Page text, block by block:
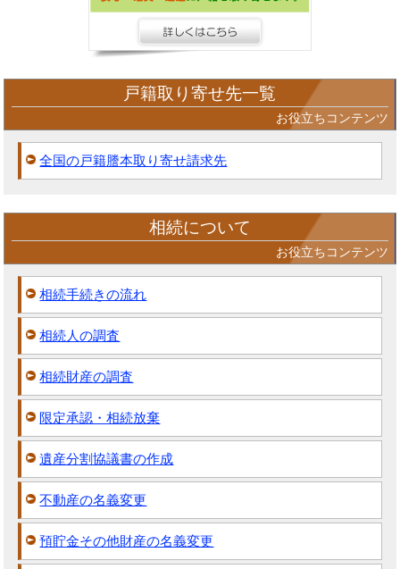
戸籍取り寄せ先一覧
お役立ちコンテンツ
全国の戸籍謄本取り寄せ請求先
相続について
お役立ちコンテンツ
相続手続きの流れ
相続人の調査
相続財産の調査
限定承認・相続放棄
遺産分割協議書の作成
不動産の名義変更
預貯金その他財産の名義変更